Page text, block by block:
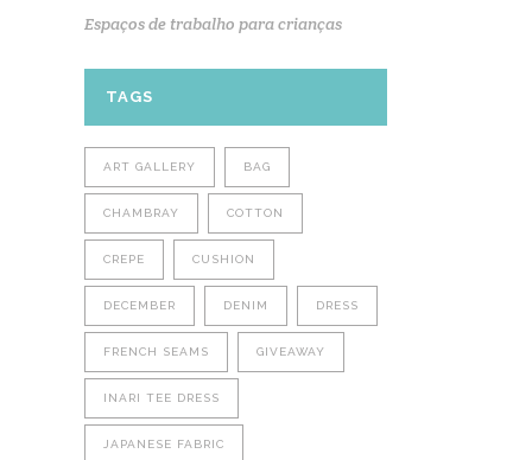
Espaços de trabalho para crianças
TAGS
ART GALLERY BAG
CHAMBRAY COTTON
CREPE CUSHION
DECEMBER DENIM DRESS
FRENCH SEAMS GIVEAWAY
INARI TEE DRESS
JAPANESE FABRIC